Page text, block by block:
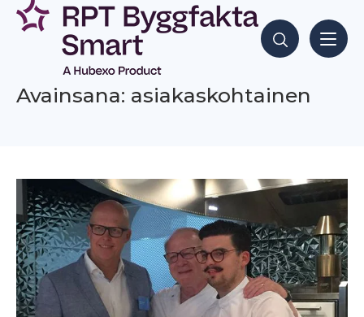
Siirry
sisältöön
Hae sisältöjä
Avainsana: asiakaskohtainen